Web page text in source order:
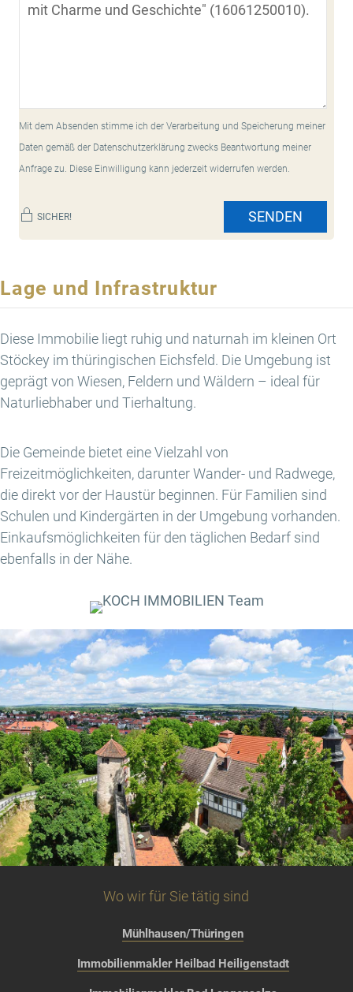
Mit dem Absenden stimme ich der Verarbeitung und Speicherung meiner
Daten gemäß der Datenschutzerklärung zwecks Beantwortung meiner
Anfrage zu. Diese Einwilligung kann jederzeit widerrufen werden.
SICHER! SENDEN
Lage und Infrastruktur
Diese Immobilie liegt ruhig und naturnah im kleinen Ort
Stöckey im thüringischen Eichsfeld. Die Umgebung ist
geprägt von Wiesen, Feldern und Wäldern – ideal für
Naturliebhaber und Tierhaltung.
Die Gemeinde bietet eine Vielzahl von
Freizeitmöglichkeiten, darunter Wander- und Radwege,
die direkt vor der Haustür beginnen. Für Familien sind
Schulen und Kindergärten in der Umgebung vorhanden.
Einkaufsmöglichkeiten für den täglichen Bedarf sind
ebenfalls in der Nähe.
Wo wir für Sie tätig sind
Mühlhausen/Thüringen
Immobilienmakler Heilbad Heiligenstadt